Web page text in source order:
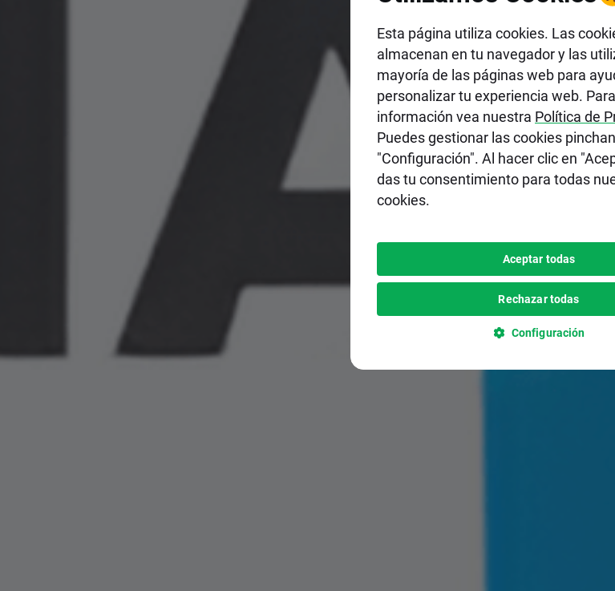
Esta página utiliza cookies. Las
almacenan en tu navegador y las
mayoría de las páginas web para
personalizar tu experiencia web.
información vea nuestra Política de
Puedes gestionar las cookies
"Configuración". Al hacer clic en
das tu consentimiento para todas
cookies.
Aceptar todas
Rechazar todas
Configuración